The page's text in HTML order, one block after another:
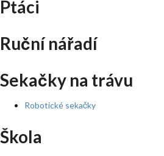
Ptáci
Ruční nářadí
Sekačky na trávu
Robotické sekačky
Škola